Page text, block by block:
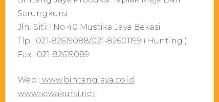
Napkin/Serbet
Bekasi
Sarungkursi
Jln. Siti 1 No 40 Mustika Jaya Bekasi
Tlp : 021-82619088/021-82601199 ( Hunting )
Fax : 021-82619089
Web : www.bintangjaya.co.id
www.sewakursi.net